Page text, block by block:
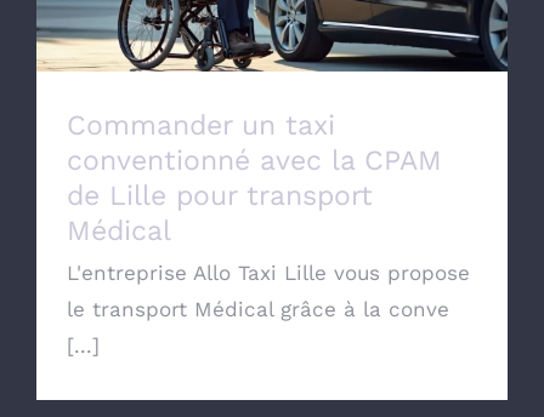
Commander un taxi
conventionné avec la CPAM
de Lille pour transport
Médical
L'entreprise Allo Taxi Lille vous propose
le transport Médical grâce à la conve
[...]